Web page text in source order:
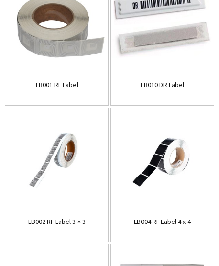
LB001 RF Label LB010 DR Label
LB002 RF Label 3 × 3 LB004 RF Label 4 x 4